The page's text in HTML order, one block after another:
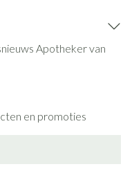
Apotheker van
en promoties